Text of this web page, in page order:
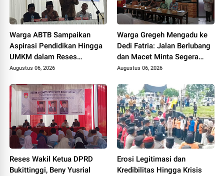
Warga ABTB Sampaikan
Aspirasi Pendidikan Hingga
UMKM dalam Reses
Anggota DPRD Yerry
Augustus 06, 2026
Warga Gregeh Mengadu ke
Dedi Fatria: Jalan Berlubang
dan Macet Minta Segera
Ditangani
Augustus 06, 2026
Reses Wakil Ketua DPRD
Bukittinggi, Beny Yusrial
Erosi Legitimasi dan
Kredibilitas Hingga Krisis